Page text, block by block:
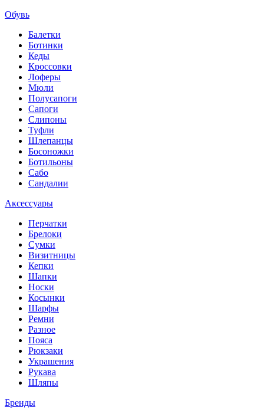
Обувь
Балетки
Ботинки
Кеды
Кроссовки
Лоферы
Мюли
Полусапоги
Сапоги
Слипоны
Туфли
Шлепанцы
Босоножки
Ботильоны
Сабо
Сандалии
Аксессуары
Перчатки
Брелоки
Сумки
Визитницы
Кепки
Шапки
Носки
Косынки
Шарфы
Ремни
Разное
Пояса
Рюкзаки
Украшения
Рукава
Шляпы
Бренды